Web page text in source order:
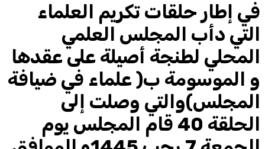
في إطار حلقات تكريم العلماء
التي دأب المجلس العلمي
المحلي لطنجة أصيلة على عقدها
و الموسومة ب( علماء في ضيافة
المجلس)والتي وصلت إلى
الحلقة 40 قام المجلس يوم